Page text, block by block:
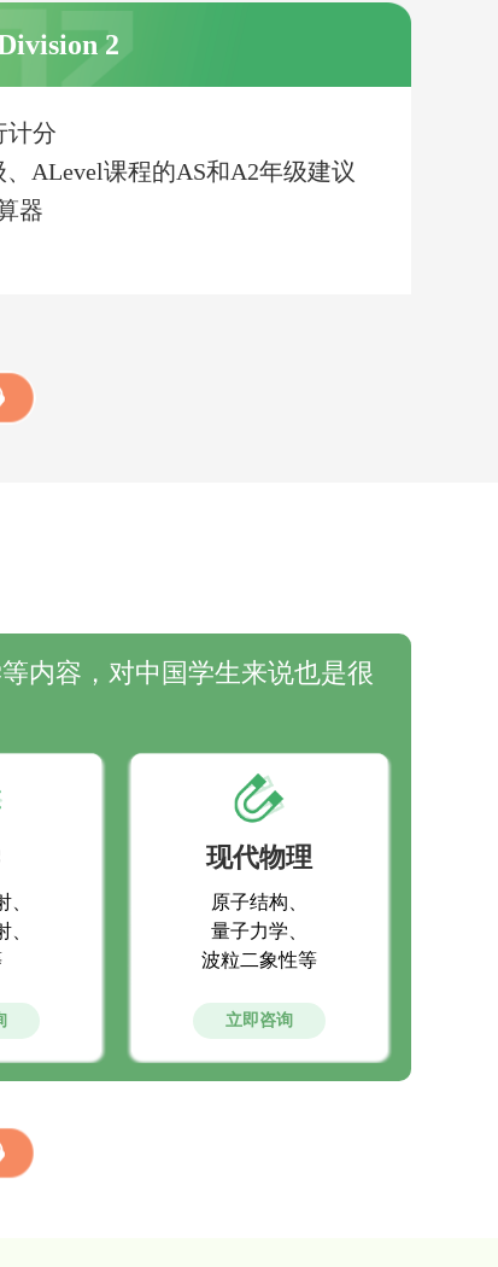
2
计分
、ALevel课程的AS和A2年级建议
器
内容，对中国学生来说也是很
、
现代物理
原子结构、
量子力学、
波粒二象性等
立即咨询